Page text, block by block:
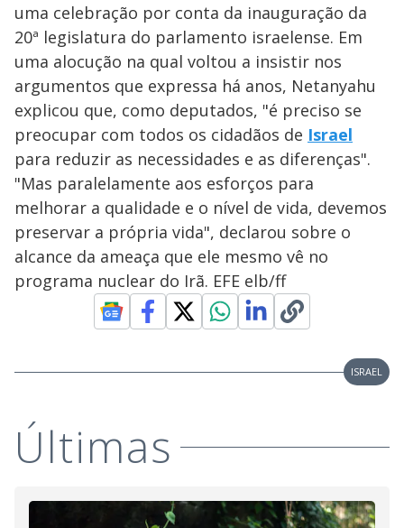
uma celebração por conta da inauguração da
20ª legislatura do parlamento israelense. Em
uma alocução na qual voltou a insistir nos
argumentos que expressa há anos, Netanyahu
explicou que, como deputados, "é preciso se
preocupar com todos os cidadãos de Israel
para reduzir as necessidades e as diferenças".
"Mas paralelamente aos esforços para
melhorar a qualidade e o nível de vida, devemos
preservar a própria vida", declarou sobre o
alcance da ameaça que ele mesmo vê no
programa nuclear do Irã. EFE elb/ff
ISRAEL
Últimas